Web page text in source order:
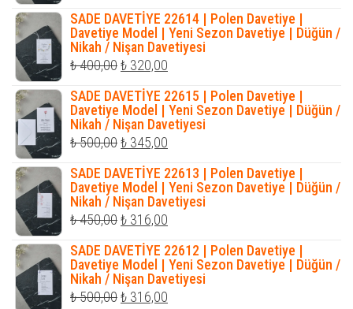
fiyat:
₺ 550,00.fiyat:
₺ 423,00.
SADE DAVETİYE 22614 | Polen Davetiye |
Davetiye Model | Yeni Sezon Davetiye | Düğün /
Nikah / Nişan Davetiyesi
₺400,00Orijinal
fiyat:
₺ 400,00.
₺ 320,00
fiyat:
₺ 320,00.
SADE DAVETİYE 22615 | Polen Davetiye |
Davetiye Model | Yeni Sezon Davetiye | Düğün /
Nikah / Nişan Davetiyesi
₺500,00Orijinal
fiyat:
₺ 500,00.
₺ 345,00
fiyat:
₺ 345,00.
SADE DAVETİYE 22613 | Polen Davetiye |
Davetiye Model | Yeni Sezon Davetiye | Düğün /
Nikah / Nişan Davetiyesi
₺450,00Orijinal
fiyat:
₺ 450,00.
₺ 316,00
fiyat:
₺ 316,00.
SADE DAVETİYE 22612 | Polen Davetiye |
Davetiye Model | Yeni Sezon Davetiye | Düğün /
Nikah / Nişan Davetiyesi
₺500,00Orijinal
₺ 316,00